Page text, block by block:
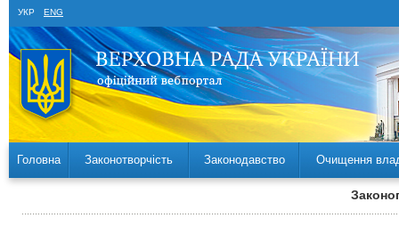
УКР ENG
Головна Законотворчість Законодавство Очищення